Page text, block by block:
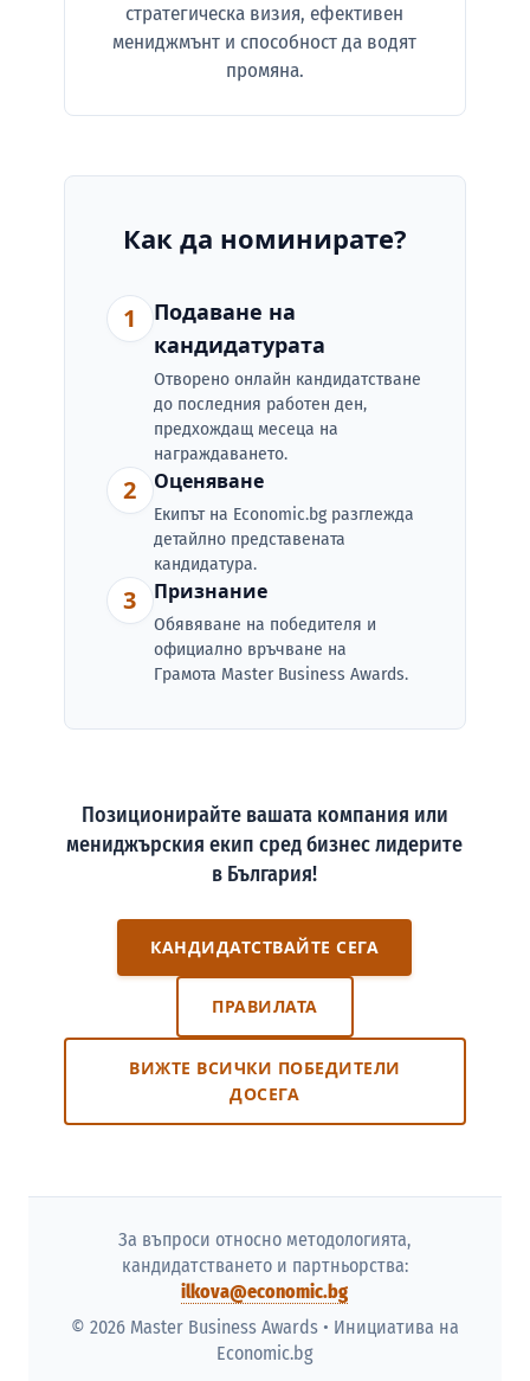
стратегическа визия, ефективен
мениджмънт и способност да водят
промяна.
Как да номинирате?
1
Подаване на
кандидатурата
Отворено онлайн кандидатстване
до последния работен ден,
предхождащ месеца на
награждаването.
2 Оценяване
Екипът на Economic.bg разглежда
детайлно представенaта
кандидатура.
3 Признание
Обявяване на победителя и
официално връчване на
Грамота Master Business Awards.
Позиционирайте вашата компания или
мениджърския екип сред бизнес лидерите
в България!
КАНДИДАТСТВАЙТЕ СЕГА
ПРАВИЛАТА
ВИЖТЕ ВСИЧКИ ПОБЕДИТЕЛИ
ДОСЕГА
За въпроси относно методологията,
кандидатстването и партньорства:
ilkova@economic.bg
© 2026 Master Business Awards • Инициатива на
Economic.bg